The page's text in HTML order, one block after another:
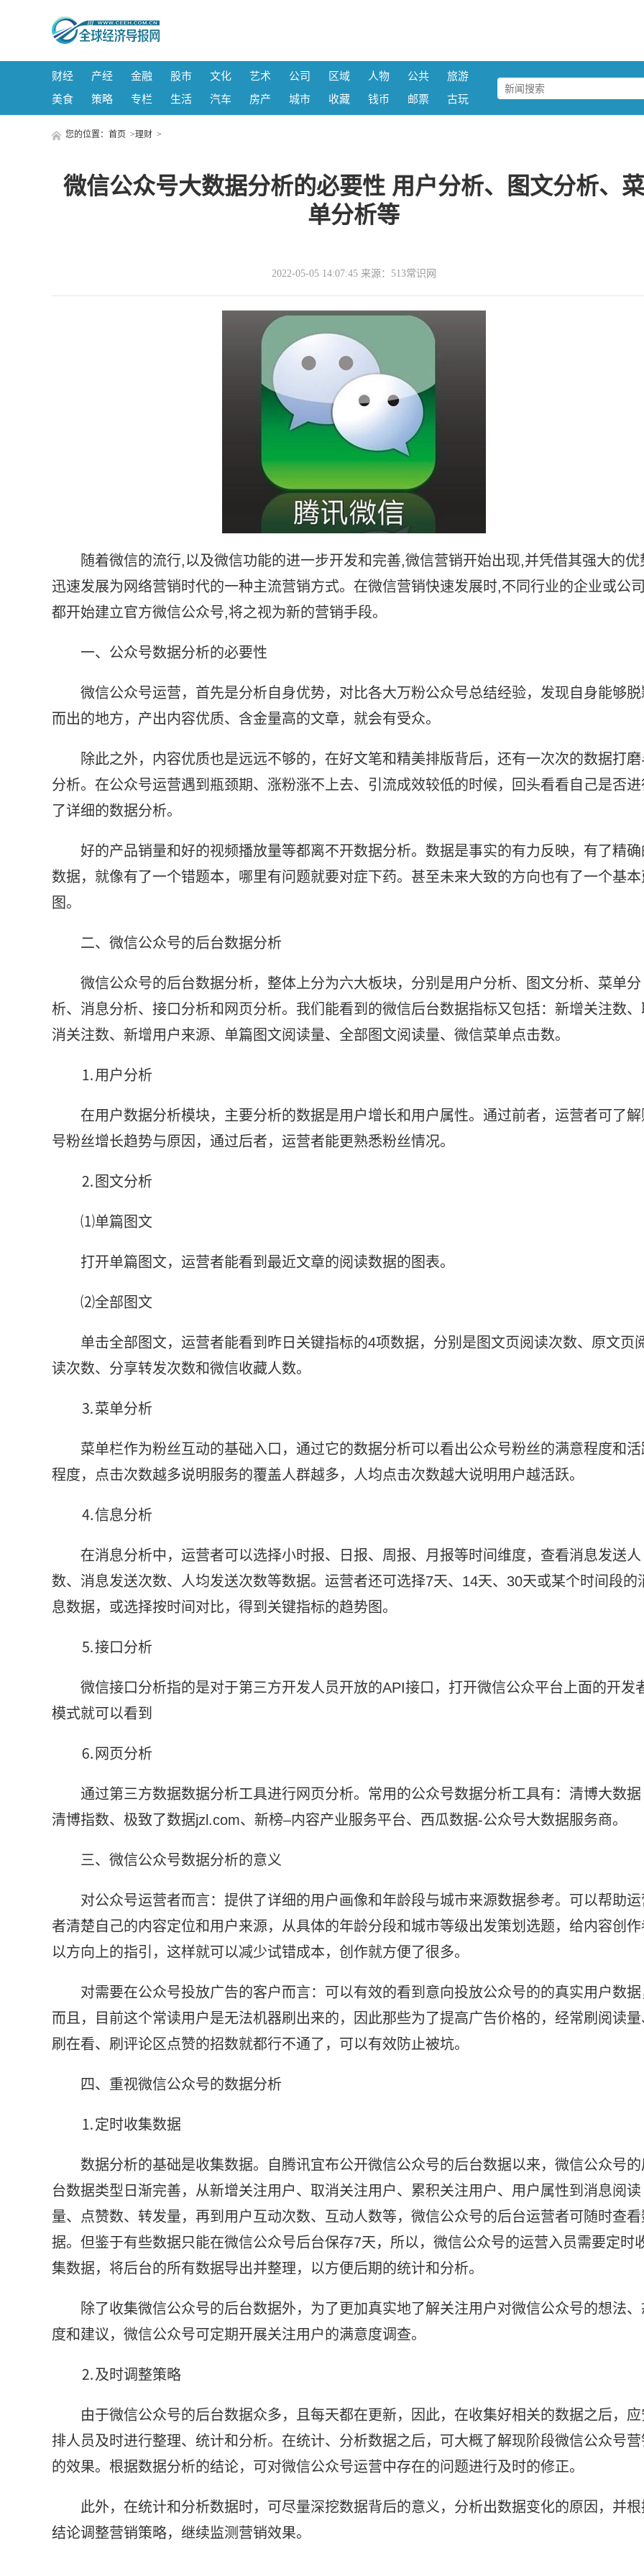
财经 产经 金融 股市 文化 艺术 公司 区域 人物 公共
旅游
美食
策略 专栏 生活 汽车 房产 城市 收藏 钱币 邮票 古玩
您的位置： 首页 >理财 >
微信公众号大数据分析的必要性 用户分析、图文分析、菜
单分析等
2022-05-05 14:07:45 来源：513常识网
随着微信的流行,以及微信功能的进一步开发和完善,微信营销开始出现,并凭借其强大的优
迅速发展为网络营销时代的一种主流营销方式。在微信营销快速发展时,不同行业的企业或公司
都开始建立官方微信公众号,将之视为新的营销手段。
一、公众号数据分析的必要性
微信公众号运营，首先是分析自身优势，对比各大万粉公众号总结经验，发现自身能够脱
而出的地方，产出内容优质、含金量高的文章，就会有受众。
除此之外，内容优质也是远远不够的，在好文笔和精美排版背后，还有一次次的数据打磨
分析。在公众号运营遇到瓶颈期、涨粉涨不上去、引流成效较低的时候，回头看看自己是否进
了详细的数据分析。
好的产品销量和好的视频播放量等都离不开数据分析。数据是事实的有力反映，有了精确
数据，就像有了一个错题本，哪里有问题就要对症下药。甚至未来大致的方向也有了一个基本
图。
二、微信公众号的后台数据分析
微信公众号的后台数据分析，整体上分为六大板块，分别是用户分析、图文分析、菜单分
析、消息分析、接口分析和网页分析。我们能看到的微信后台数据指标又包括：新增关注数、
消关注数、新增用户来源、单篇图文阅读量、全部图文阅读量、微信菜单点击数。
⒈用户分析
在用户数据分析模块，主要分析的数据是用户增长和用户属性。通过前者，运营者可了解
号粉丝增长趋势与原因，通过后者，运营者能更熟悉粉丝情况。
⒉图文分析
⑴单篇图文
打开单篇图文，运营者能看到最近文章的阅读数据的图表。
⑵全部图文
单击全部图文，运营者能看到昨日关键指标的4项数据，分别是图文页阅读次数、原文页
读次数、分享转发次数和微信收藏人数。
⒊菜单分析
菜单栏作为粉丝互动的基础入口，通过它的数据分析可以看出公众号粉丝的满意程度和活
程度，点击次数越多说明服务的覆盖人群越多，人均点击次数越大说明用户越活跃。
⒋信息分析
在消息分析中，运营者可以选择小时报、日报、周报、月报等时间维度，查看消息发送人
数、消息发送次数、人均发送次数等数据。运营者还可选择7天、14天、30天或某个时间段的
息数据，或选择按时间对比，得到关键指标的趋势图。
⒌接口分析
微信接口分析指的是对于第三方开发人员开放的API接口，打开微信公众平台上面的开发
模式就可以看到
⒍网页分析
通过第三方数据数据分析工具进行网页分析。常用的公众号数据分析工具有：清博大数
清博指数、极致了数据jzl.com、新榜–内容产业服务平台、西瓜数据-公众号大数据服务商。
三、微信公众号数据分析的意义
对公众号运营者而言：提供了详细的用户画像和年龄段与城市来源数据参考。可以帮助运
者清楚自己的内容定位和用户来源，从具体的年龄分段和城市等级出发策划选题，给内容创作
以方向上的指引，这样就可以减少试错成本，创作就方便了很多。
对需要在公众号投放广告的客户而言：可以有效的看到意向投放公众号的的真实用户数据
而且，目前这个常读用户是无法机器刷出来的，因此那些为了提高广告价格的，经常刷阅读量
刷在看、刷评论区点赞的招数就都行不通了，可以有效防止被坑。
四、重视微信公众号的数据分析
⒈定时收集数据
数据分析的基础是收集数据。自腾讯宜布公开微信公众号的后台数据以来，微信公众号的
台数据类型日渐完善，从新增关注用户、取消关注用户、累积关注用户、用户属性到消息阅读
量、点赞数、转发量，再到用户互动次数、互动人数等，微信公众号的后台运营者可随时查看
据。但鉴于有些数据只能在微信公众号后台保存7天，所以，微信公众号的运营入员需要定时
集数据，将后台的所有数据导出并整理，以方便后期的统计和分析。
除了收集微信公众号的后台数据外，为了更加真实地了解关注用户对微信公众号的想法、
度和建议，微信公众号可定期开展关注用户的满意度调查。
⒉及时调整策略
由于微信公众号的后台数据众多，且每天都在更新，因此，在收集好相关的数据之后，应
排人员及时进行整理、统计和分析。在统计、分析数据之后，可大概了解现阶段微信公众号营
的效果。根据数据分析的结论，可对微信公众号运营中存在的问题进行及时的修正。
此外，在统计和分析数据时，可尽量深挖数据背后的意义，分析出数据变化的原因，并根
结论调整营销策略，继续监测营销效果。